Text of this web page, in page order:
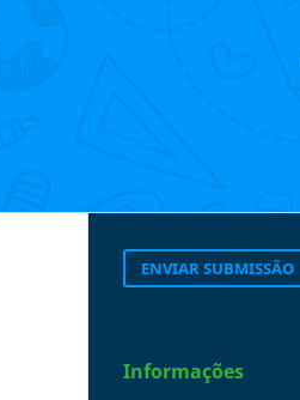
ENVIAR SUBMISSÃO
Informações